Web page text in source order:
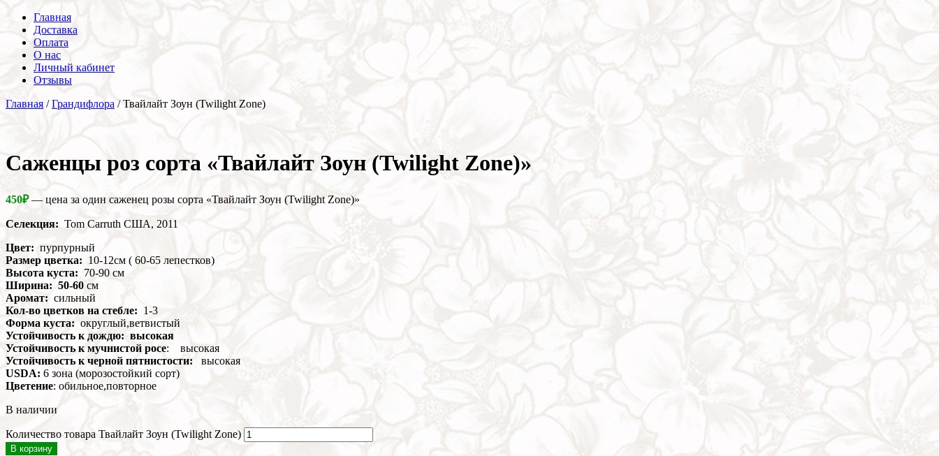
Главная
Доставка
Оплата
О нас
Личный кабинет
Отзывы
Главная /Грандифлора / Твайлайт Зоун (Twilight Zone)
Cаженцы роз сорта «Твайлайт Зоун (Twilight Zone)»
450₽— цена за один саженец розы сорта «Твайлайт Зоун (Twilight Zone)»
Селекция: Tom Carruth США, 2011
Цвет: пурпурный
Размер цветка: 10-12см ( 60-65 лепестков)
Высота куста: 70-90 см
Ширина: 50-60 см
Аромат: сильный
Кол-во цветков на стебле: 1-3
Форма куста: округлый,ветвистый
Устойчивость к дождю: высокая
Устойчивость к мучнистой росе: высокая
Устойчивость к черной пятнистости: высокая
USDA: 6 зона (морозостойкий сорт)
Цветение: обильное,повторное
В наличии
Количество товара Твайлайт Зоун (Twilight Zone)
В корзину